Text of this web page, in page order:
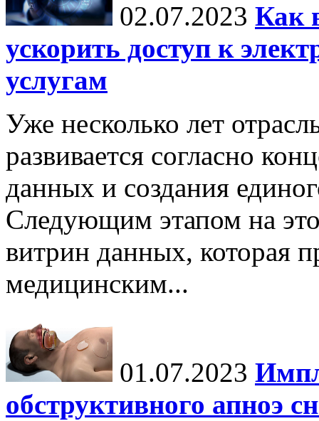
02.07.2023 Как
ускорить доступ к
услугам
Уже несколько лет
развивается согласно
данных и создания
Следующим этапом на
витрин данных, которая
медицинским...
01.07.2023
обструктивного апноэ